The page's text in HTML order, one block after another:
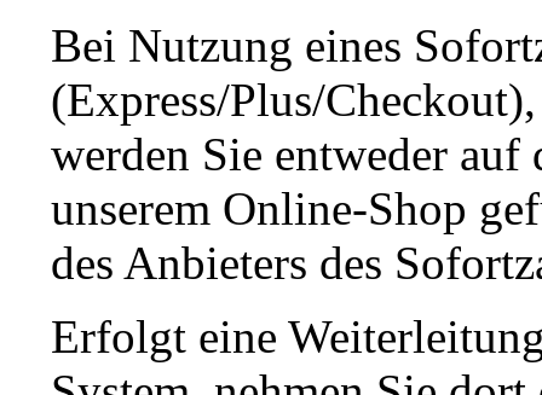
Bei Nutzung eines
(Express/Plus/
werden Sie entweder
unserem Online-Shop
des Anbieters des
Erfolgt eine